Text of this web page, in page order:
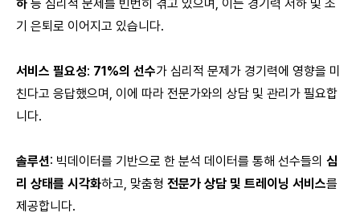
하 등 심리적 문제를 빈번히 겪고 있으며, 이는 경기력 저하 및 조
기 은퇴로 이어지고 있습니다.
서비스 필요성: 71%의 선수가 심리적 문제가 경기력에 영향을 미
친다고 응답했으며, 이에 따라 전문가와의 상담 및 관리가 필요합
니다.
솔루션: 빅데이터를 기반으로 한 분석 데이터를 통해 선수들의 심
리 상태를 시각화하고, 맞춤형 전문가 상담 및 트레이닝 서비스를
제공합니다.